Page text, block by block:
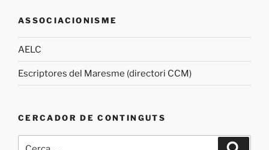
ASSOCIACIONISME
AELC
Escriptores del Maresme (directori CCM)
CERCADOR DE CONTINGUTS